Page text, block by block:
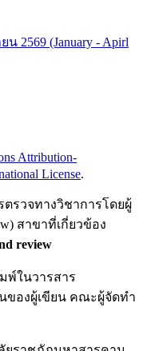
2569 (January - Apirl
Attribution-
License.
รวจทางวิชาการโดยผู้
สาขาที่เกี่ยวข้อง
review
พ์ในวารสาร
ของผู้เขียน คณะผู้จัดทำ